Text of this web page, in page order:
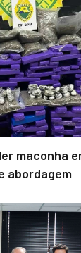
maconha
abordagem